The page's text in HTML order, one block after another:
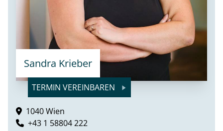
Sandra Krieber
TERMIN VEREINBAREN
1040 Wien
+43 1 58804 222